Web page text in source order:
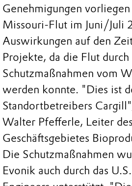
Genehmigungen
Missouri-Flut im Juni/Juli
Auswirkungen auf den
Projekte, da die Flut durch
Schutzmaßnahmen vom
werden konnte. "Dies ist
Standortbetreibers
Walter Pfefferle, Leiter des
Geschäftsgebietes
Die Schutzmaßnahmen
Evonik auch durch das